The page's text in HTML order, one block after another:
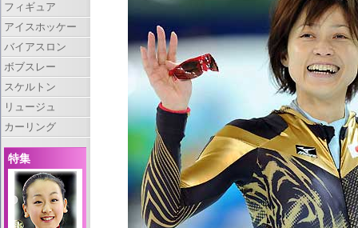
フィギュア
アイスホッケー
バイアスロン
ボブスレー
スケルトン
リュージュ
カーリング
特集